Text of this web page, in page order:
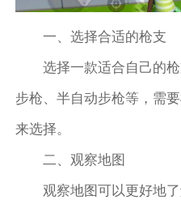
一、选择合适的枪支
选择一款适合自己的枪
步枪、半自动步枪等，需
来选择。
二、观察地图
观察地图可以更好地了